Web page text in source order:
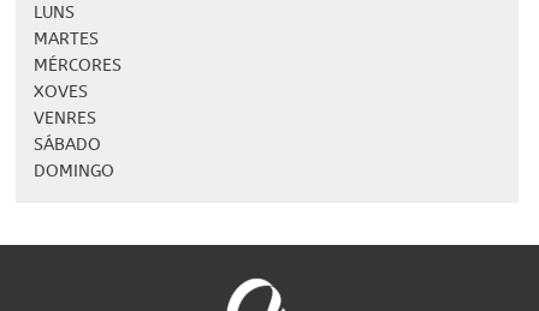
LUNS
MARTES
MÉRCORES
XOVES
VENRES
SÁBADO
DOMINGO